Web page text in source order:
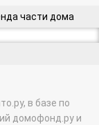
части дома
в базе по
домофонд.ру и